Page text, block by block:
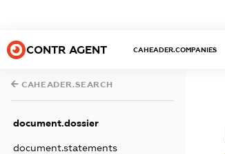
CONTR AGENT CAHEADER.COMPANIES
CAHEADER.SEARCH
document.dossier
document.statements